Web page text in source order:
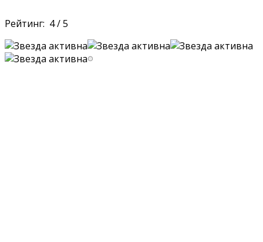
Рейтинг: 4/5